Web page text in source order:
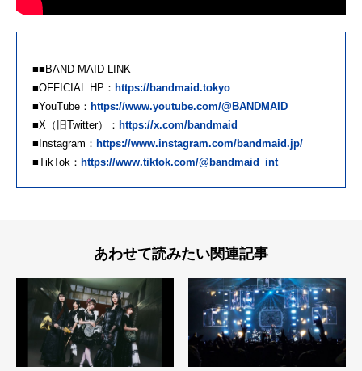
■■BAND-MAID LINK
■OFFICIAL HP： https://bandmaid.tokyo
■YouTube： https://www.youtube.com/@BANDMAID
■X（旧Twitter）： https://x.com/bandmaid
■Instagram： https://www.instagram.com/bandmaid.jp/
■TikTok： https://www.tiktok.com/@bandmaid_int
あわせて読みたい関連記事